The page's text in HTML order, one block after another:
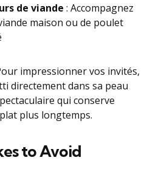
de viande : Accompagnez
maison ou de poulet
impressionner vos invités,
directement dans sa peau
qui conserve
plus longtemps.
to Avoid